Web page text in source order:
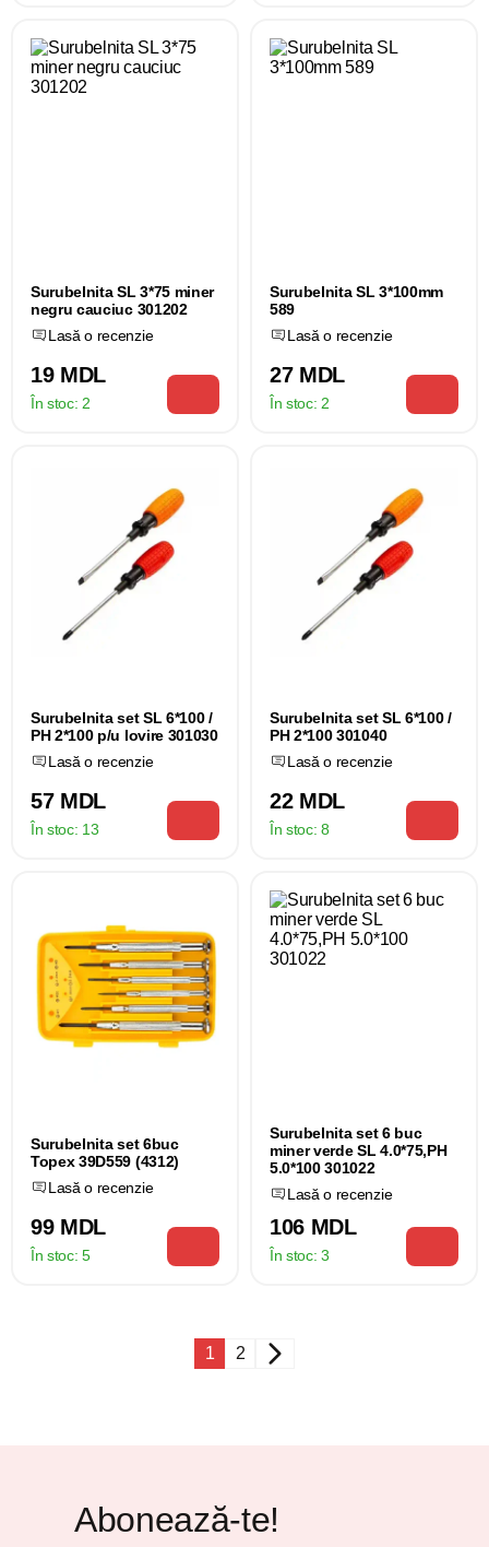
Surubelnita SL 3*75 miner
negru cauciuc 301202
Lasă o recenzie
19 MDL
În stoc: 2
Surubelnita SL 3*100mm
589
Lasă o recenzie
27 MDL
În stoc: 2
Surubelnita set SL 6*100 /
PH 2*100 p/u lovire 301030
Lasă o recenzie
57 MDL
În stoc: 13
Surubelnita set SL 6*100 /
PH 2*100 301040
Lasă o recenzie
22 MDL
În stoc: 8
Surubelnita set 6buc
Topex 39D559 (4312)
Lasă o recenzie
99 MDL
În stoc: 5
Surubelnita set 6 buc
miner verde SL 4.0*75,PH
5.0*100 301022
Lasă o recenzie
106 MDL
În stoc: 3
1 2
Abonează-te!